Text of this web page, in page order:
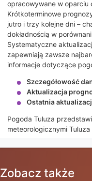
opracowywane w oparciu
Krótkoterminowe
jutro i trzy kolejne dni –
dokładnością w
Systematyczne
zapewniają zawsze
informacje dotyczące
Szczegółowość
Aktualizacja
Ostatnia
Pogoda Tuluza
meteorologicznymi
Zobacz także